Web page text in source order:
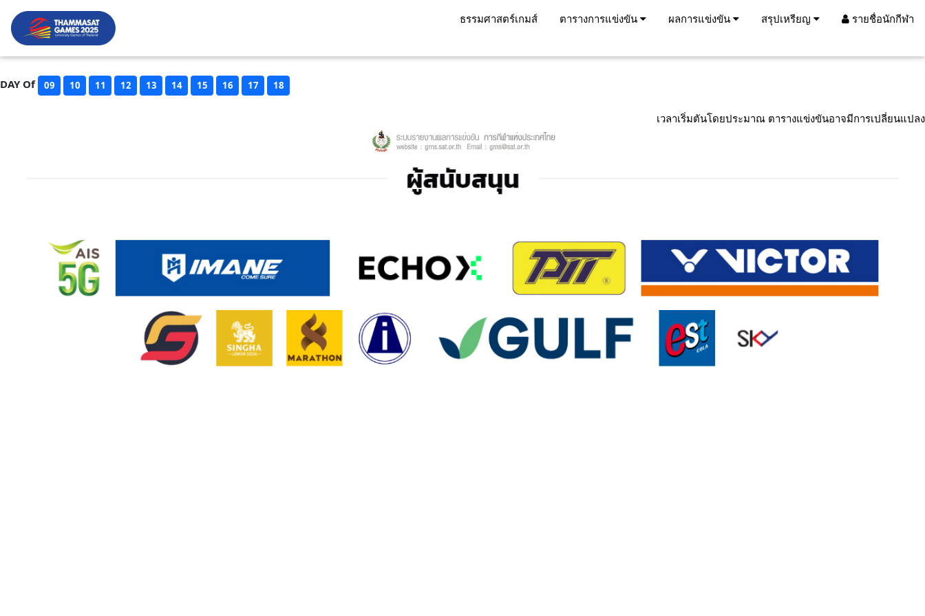
ธรรมศาสตร์เกมส์ ตารางการแข่งขัน ผลการแข่งขัน สรุปเหรียญ รายชื่อนักกีฬา
DAY Of 09 10 11 12 13 14 15 16 17 18
เวลาเริ่มตันโดยประมาณ ตารางแข่งขันอาจมีการเปลี่ยนแปลง